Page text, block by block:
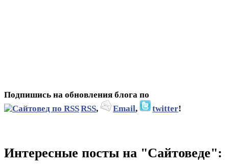
Подпишись на обновления блога по
RSS, Email, twitter!
Интересные посты на "Сайтоведе":